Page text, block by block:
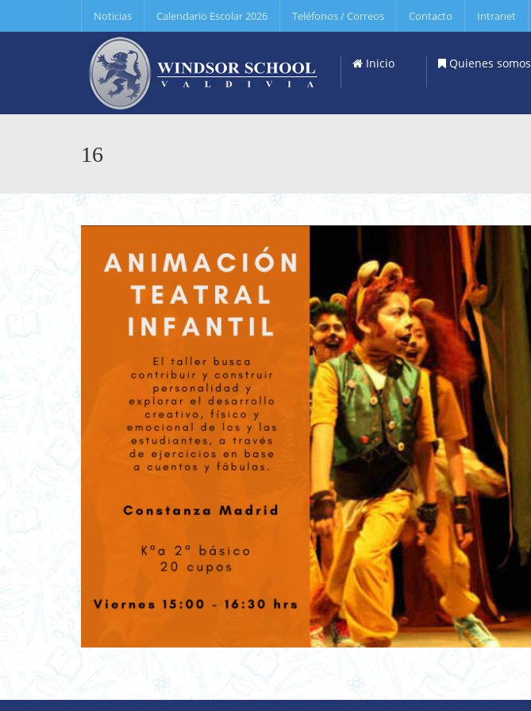
Noticias Calendario Escolar 2026 Teléfonos / Correos Contacto Intranet
Inicio Quienes somos
16